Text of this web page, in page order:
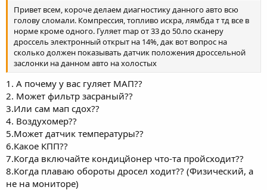
Привет всем, короче делаем диагностику данного авто всю
голову сломали. Компрессия, топливо искра, лямбда т тд все в
норме кроме одного. Гуляет map от 33 до 50.по сканеру
дроссель электронный открыт на 14%, дак вот вопрос на
сколько должен показывать датчик положения дроссельной
заслонки на данном авто на холостых
1. А почему у вас гуляет МАП??
2. Может фильтр засраный??
3.Или сам мап сдох??
4. Воздухомер??
5.Может датчик температуры??
6.Какое КПП??
7.Когда включайте кондицйонер что-та пройсходит??
8.Когда плаваю обороты дросел ходит?? (Физический, а
не на мониторе)